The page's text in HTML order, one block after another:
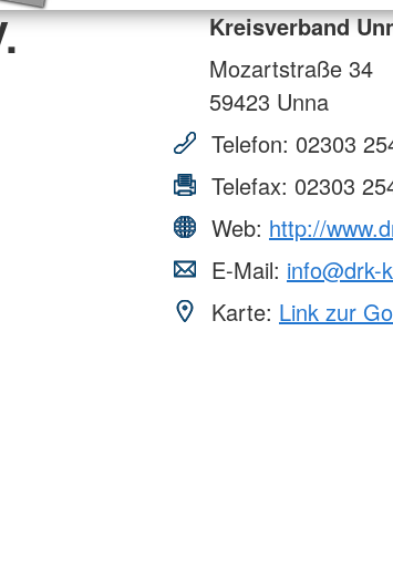
Kreisverband
Mozartstraße 34
59423 Unna
Telefon: 02303
Telefax: 02303
Web: http://
E-Mail: info@drk-
Karte: Link zur